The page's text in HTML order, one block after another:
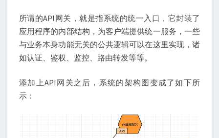
所谓的API网关，就是指系统的统一入口，它封装了
应用程序的内部结构，为客户端提供统一服务，一些
与业务本身功能无关的公共逻辑可以在这里实现，诸
如认证、鉴权、监控、路由转发等等。
添加上API网关之后，系统的架构图变成了如下所
示：